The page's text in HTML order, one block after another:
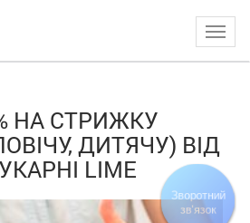
НА СТРИЖКУ
ДИТЯЧУ) ВІД
LIME